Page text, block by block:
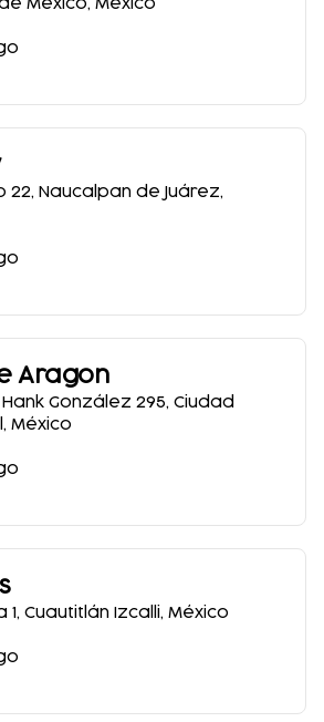
México, México
22, Naucalpan de Juárez,
Aragon
González 295, Ciudad
, México
1, Cuautitlán Izcalli, México